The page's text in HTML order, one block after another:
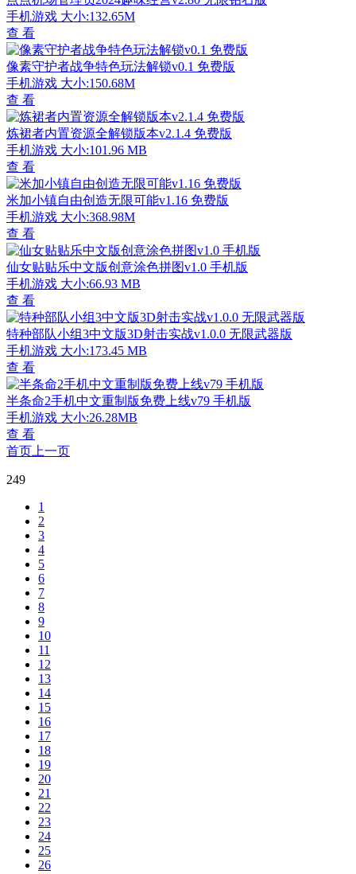
手机游戏 大小:132.65M
查 看
像素守护者战争特色玩法解锁v0.1 免费版
手机游戏 大小:150.68M
查 看
炼裙者内置资源全解锁版本v2.1.4 免费版
手机游戏 大小:101.96 MB
查 看
米加小镇自由创造无限可能v1.16 免费版
手机游戏 大小:368.98M
查 看
仙女贴贴乐中文版创意涂色拼图v1.0 手机版
手机游戏 大小:66.93 MB
查 看
特种部队小组3中文版3D射击实战v1.0.0 无限武器版
手机游戏 大小:173.45 MB
查 看
半条命2手机中文重制版免费上线v79 手机版
手机游戏 大小:26.28MB
查 看
首页 上一页
249
1
2
3
4
5
6
7
8
9
10
11
12
13
14
15
16
17
18
19
20
21
22
23
24
25
26